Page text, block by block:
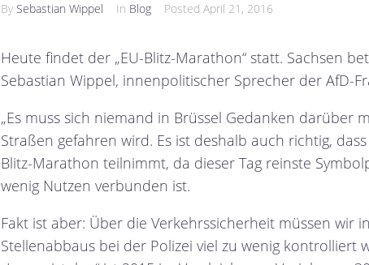
By Sebastian Wippel In Blog Posted April 21, 2016
Heute findet der „EU-Blitz-Marathon“ statt. Sachsen
Sebastian Wippel, innenpolitischer Sprecher der AfD-
„Es muss sich niemand in Brüssel Gedanken darüber
Straßen gefahren wird. Es ist deshalb auch richtig,
Blitz-Marathon teilnimmt, da dieser Tag reinste
wenig Nutzen verbunden ist.
Fakt ist aber: Über die Verkehrssicherheit müssen wir
Stellenabbaus bei der Polizei viel zu wenig kontrolliert